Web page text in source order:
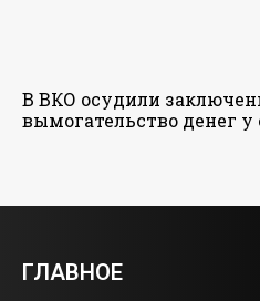
В ВКО осудили
вымогательство денег
ГЛАВНОЕ